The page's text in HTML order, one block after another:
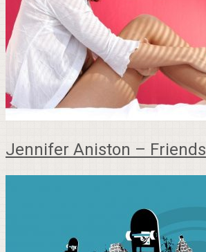
Jennifer Aniston – Friends